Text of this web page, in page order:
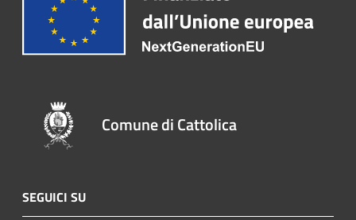
Comune di Cattolica
SEGUICI SU